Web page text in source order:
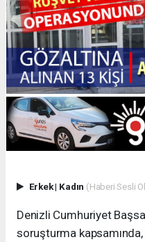
Erkek| Kadın (Haberi Sesli
Denizli Cumhuriyet
soruşturma